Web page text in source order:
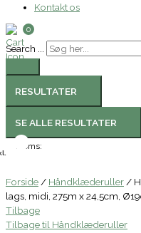
Kontakt os
0
Search ...
RESULTATER
SE ALLE RESULTATER
Moms:
Forside/ Håndklæderuller/
lags, midi, 275m x 24,5cm,
Tilbage
Tilbage til Håndklæderuller